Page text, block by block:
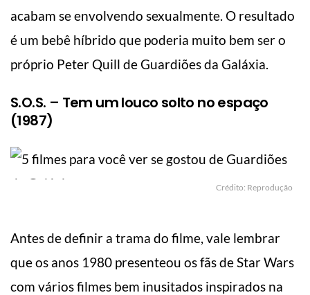
acabam se envolvendo sexualmente. O resultado
é um bebê híbrido que poderia muito bem ser o
próprio Peter Quill de Guardiões da Galáxia.
S.O.S. – Tem um louco solto no espaço
(1987)
Crédito: Reprodução
Antes de definir a trama do filme, vale lembrar
que os anos 1980 presenteou os fãs de Star Wars
com vários filmes bem inusitados inspirados na